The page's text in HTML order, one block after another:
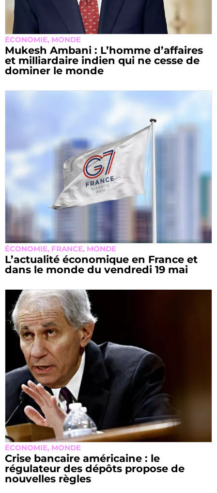
ÉCONOMIE, MONDE
Mukesh Ambani : L’homme d’affaires
et milliardaire indien qui ne cesse de
dominer le monde
ÉCONOMIE, FRANCE, MONDE
L’actualité économique en France et
dans le monde du vendredi 19 mai
ÉCONOMIE, MONDE
Crise bancaire américaine : le
régulateur des dépôts propose de
nouvelles règles